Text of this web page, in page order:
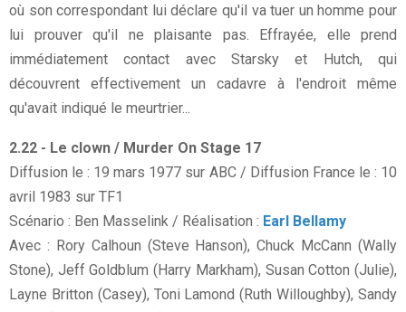
où son correspondant lui déclare qu'il va tuer un homme pour
lui prouver qu'il ne plaisante pas. Effrayée, elle prend
immédiatement contact avec Starsky et Hutch, qui
découvrent effectivement un cadavre à l'endroit même
qu'avait indiqué le meurtrier...
2.22 - Le clown / Murder On Stage 17
Diffusion le : 19 mars 1977 sur ABC / Diffusion France le : 10
avril 1983 sur TF1
Scénario : Ben Masselink / Réalisation : Earl Bellamy
Avec : Rory Calhoun (Steve Hanson), Chuck McCann (Wally
Stone), Jeff Goldblum (Harry Markham), Susan Cotton (Julie),
Layne Britton (Casey), Toni Lamond (Ruth Willoughby), Sandy